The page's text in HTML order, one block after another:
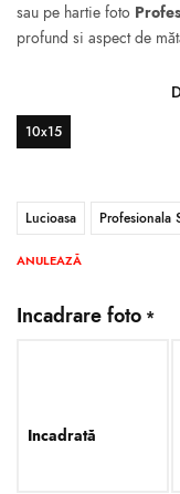
sau pe hartie foto
profund si aspect de
10x15
Lucioasa Profesionala
ANULEAZĂ
Incadrare foto *
Incadrată